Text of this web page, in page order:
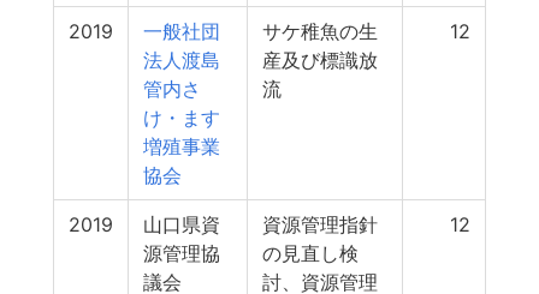
2019
一般社団
法人渡島
管内さ
け・ます
増殖事業
協会
サケ稚魚の生
産及び標識放
流
12
2019
山口県資
源管理協
議会
資源管理指針
の見直し検
討、資源管理
12